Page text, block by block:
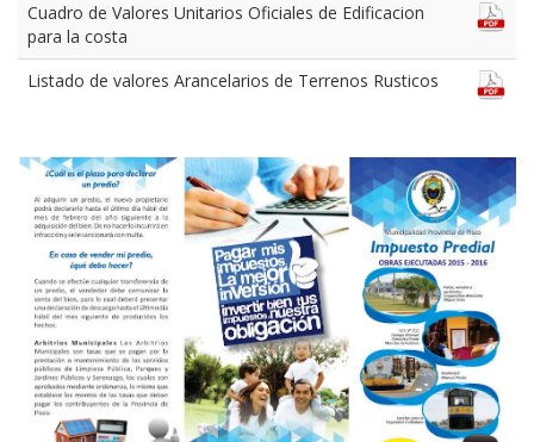
Cuadro de Valores Unitarios Oficiales de Edificacion
para la costa
Listado de valores Arancelarios de Terrenos Rusticos